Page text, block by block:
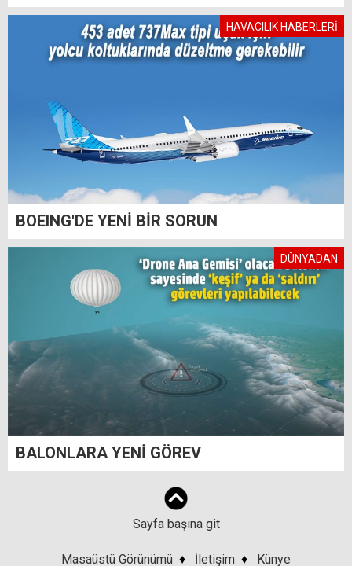
HAVACILIK HABERLERİ
BOEING'DE YENİ BİR SORUN
DÜNYADAN
BALONLARA YENİ GÖREV
Sayfa başına git
Masaüstü Görünümü ♦ İletişim ♦ Künye